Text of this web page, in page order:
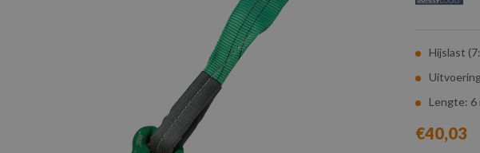
Hijslast
Lengte: 6
€40,03